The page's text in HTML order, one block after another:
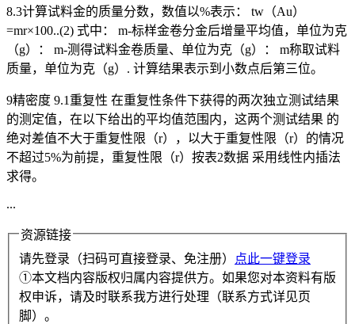
8.3计算试料金的质量分数，数值以%表示： tw（Au）
=mr×100..(2) 式中： m-标样金卷分金后增量平均值，单位为克
（g）： m-测得试料金卷质量、单位为克（g）： m称取试料
质量，单位为克（g）. 计算结果表示到小数点后第三位。
9精密度 9.1重复性 在重复性条件下获得的两次独立测试结果
的测定值，在以下给出的平均值范围内，这两个测试结果 的
绝对差值不大于重复性限（r），以大于重复性限（r）的情况
不超过5%为前提，重复性限（r）按表2数据 采用线性内插法
求得。
...
资源链接
请先登录（扫码可直接登录、免注册）
点此一键登录
①本文档内容版权归属内容提供方。如果您对本资料有版
权申诉，请及时联系我方进行处理（联系方式详见页
脚）。